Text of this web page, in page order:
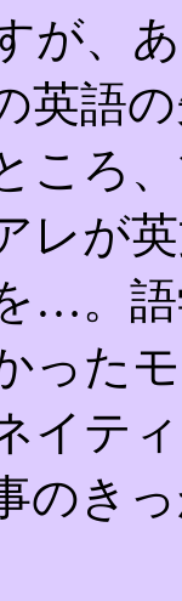
が、
英語
ころ
レが
…。
った
イテ
のき